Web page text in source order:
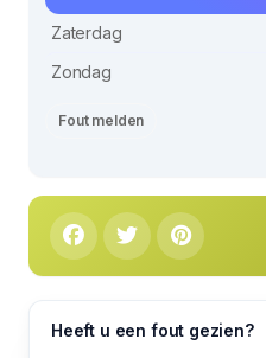
Zaterdag
Zondag
Fout melden
Heeft u een fout gezien?